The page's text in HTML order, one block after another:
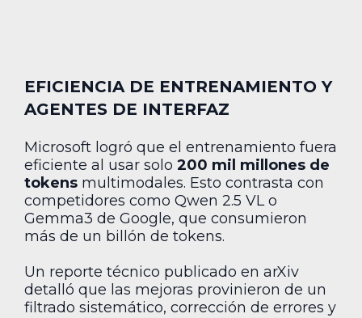
EFICIENCIA DE ENTRENAMIENTO Y
AGENTES DE INTERFAZ
Microsoft logró que el entrenamiento fuera
eficiente al usar solo 200 mil millones de
tokens multimodales. Esto contrasta con
competidores como Qwen 2.5 VL o
Gemma3 de Google, que consumieron
más de un billón de tokens.
Un reporte técnico publicado en arXiv
detalló que las mejoras provinieron de un
filtrado sistemático, corrección de errores y